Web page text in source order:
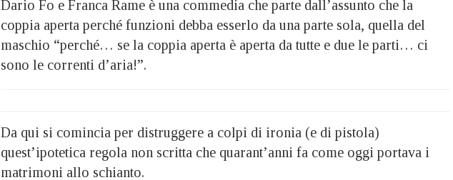
Dario Fo e Franca Rame è una commedia che parte dall’assunto che la
coppia aperta perché funzioni debba esserlo da una parte sola, quella del
maschio “perché… se la coppia aperta è aperta da tutte e due le parti… ci
sono le correnti d’aria!”.
Da qui si comincia per distruggere a colpi di ironia (e di pistola)
quest’ipotetica regola non scritta che quarant’anni fa come oggi portava i
matrimoni allo schianto.